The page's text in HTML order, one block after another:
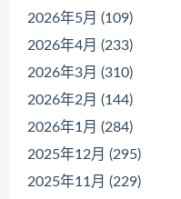
2026年5月 (109)
2026年4月 (233)
2026年3月 (310)
2026年2月 (144)
2026年1月 (284)
2025年12月 (295)
2025年11月 (229)